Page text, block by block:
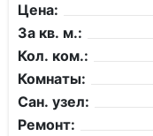
Цена:
За кв. м.:
Кол. ком.:
Комнаты:
Сан. узел:
Ремонт: